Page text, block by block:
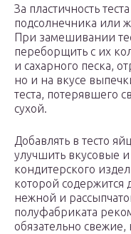
За пластичность
подсолнечника или
При замешивании
переборщить с их
и сахарного песка,
но и на вкусе
теста, потерявшего
сухой.
Добавлять в тесто
улучшить вкусовые
кондитерского
которой содержится
нежной и
полуфабриката
обязательно